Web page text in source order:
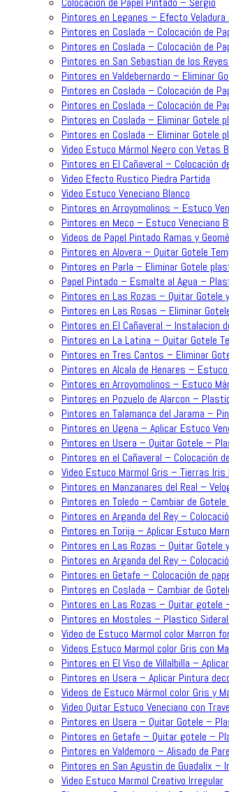
Pintores en Leganes – Efecto
Pintores en Coslada – Colocación de
Pintores en Coslada – Colocación de
Pintores en San Sebastian de los
Pintores en Valdebernardo – Eliminar
Pintores en Coslada – Colocación de
Pintores en Coslada – Colocación de
Pintores en Coslada – Eliminar Gotele
Pintores en Coslada – Eliminar Gotele
Video Estuco Mármol Negro con Vetas
Pintores en El Cañaveral – Colocación
Video Efecto Rustico Piedra Partida
Video Estuco Veneciano Blanco
Pintores en Arroyomolinos – Estuco
Pintores en Meco – Estuco Veneciano
Videos de Papel Pintado Ramas y
Pintores en Alovera – Quitar Gotele
Pintores en Parla – Eliminar Gotele
Papel Pintado – Esmalte al Agua –
Pintores en Las Rozas – Quitar
Pintores en Las Rosas – Eliminar
Pintores en El Cañaveral – Instalacion
Pintores en La Latina – Quitar Gotele
Pintores en Tres Cantos – Eliminar
Pintores en Alcala de Henares –
Pintores en Arroyomolinos – Estuco
Pintores en Pozuelo de Alarcon –
Pintores en Talamanca del Jarama –
Pintores en Ugena – Aplicar Estuco
Pintores en Usera – Quitar Gotele –
Pintores en el Cañaveral – Colocación
Video Estuco Marmol Gris – Tierras
Pintores en Manzanares del Real –
Pintores en Toledo – Cambiar de
Pintores en Arganda del Rey –
Pintores en Torija – Aplicar Estuco
Pintores en Las Rozas – Quitar
Pintores en Arganda del Rey –
Pintores en Getafe – Colocación de
Pintores en Coslada – Cambiar de
Pintores en Las Rozas – Quitar
Pintores en Mostoles – Plastico
Video de Estuco Marmol color Marron
Videos Estuco Marmol color Gris con
Pintores en El Viso de Villalbilla –
Pintores en Usera – Aplicar Pintura
Videos de Estuco Mármol color Gris y
Video Quitar Estuco Veneciano con
Pintores en Usera – Quitar Gotele –
Pintores en Getafe – Quitar gotele –
Pintores en Valdemoro – Alisado de
Pintores en San Agustin de Guadalix –
Video Estuco Marmol Creativo Irregular